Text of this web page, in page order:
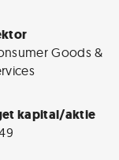
Goods &
kapital/aktie